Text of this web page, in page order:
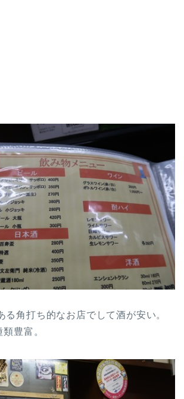
る角打ち的なお店でして酒が安い。
豊富。